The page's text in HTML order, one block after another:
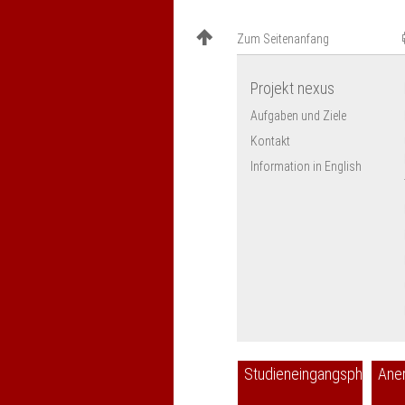
Zum Seitenanfang
Projekt nexus
Aufgaben und Ziele
Kontakt
Information in English
Studieneingangsphase